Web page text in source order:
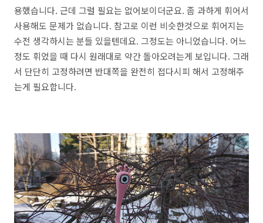
용했습니다. 근데 그럴 필요는 없어보이더군요. 좀 과하게 휘어서
사용해도 문제가 없습니다. 참고로 이런 비슷한것으로 휘어지는
수전 생각하시는 분들 있을텐데요. 그정도는 아니었습니다. 어느
정도 휘었을 때 다시 원래대로 약간 돌아오려는게 보입니다. 그래
서 단단히 고정하려면 반대쪽을 완전히 접다시피 해서 고정해주
는게 필요합니다.